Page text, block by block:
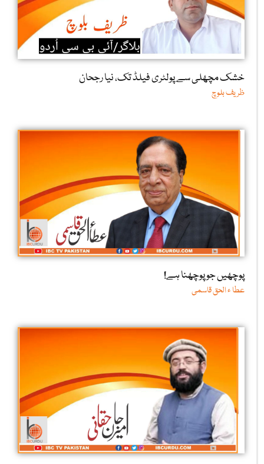
خشک مچھلی سے پولٹری فیلڈ تک، نیا رجحان
ظریف بلوچ
پوچھیں جو پوچھنا ہے!
عطا ء الحق قاسمی